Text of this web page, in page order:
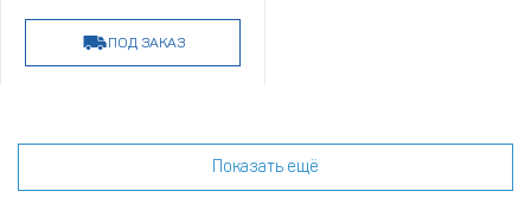
ПОД ЗАКАЗ
Показать ещё